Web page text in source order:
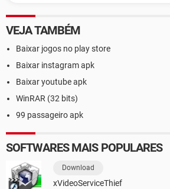
VEJA TAMBÉM
Baixar jogos no play store
Baixar instagram apk
Baixar youtube apk
WinRAR (32 bits)
99 passageiro apk
SOFTWARES MAIS POPULARES
Download
xVideoServiceThief